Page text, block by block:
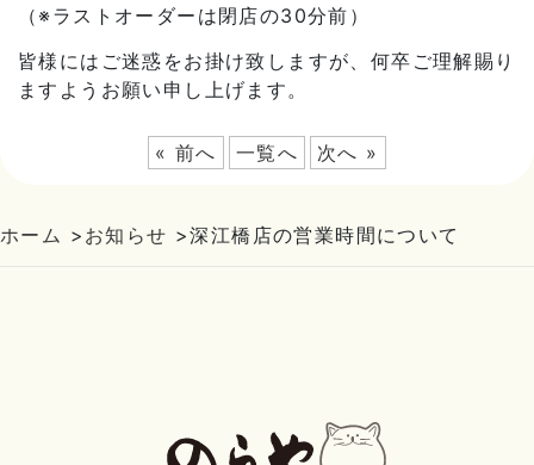
（※ラストオーダーは閉店の30分前）
皆様にはご迷惑をお掛け致しますが、何卒ご理解賜り
ますようお願い申し上げます。
« 前へ 一覧へ 次へ »
ホーム > お知らせ >深江橋店の営業時間について